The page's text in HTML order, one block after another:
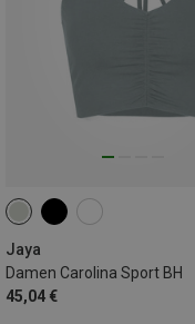
Jaya
Damen Carolina Sport BH
45,04 €
S L